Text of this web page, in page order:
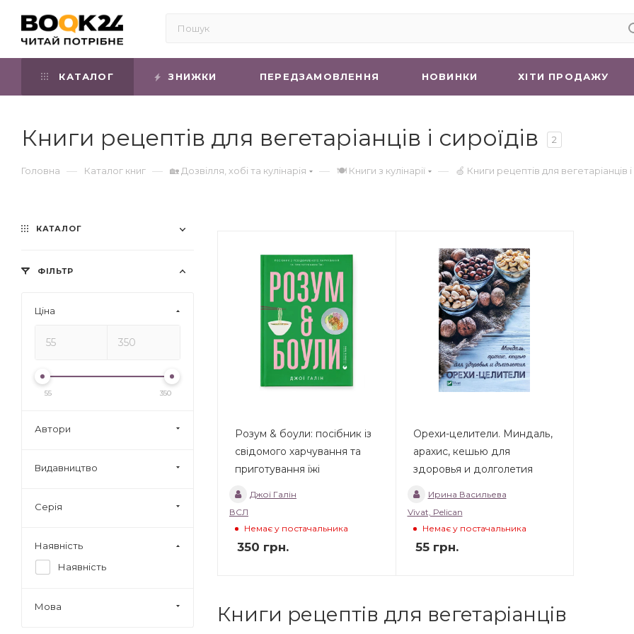
КАТАЛОГ ЗНИЖКИ ПЕРЕДЗАМОВЛЕННЯ НОВИНКИ ХIТИ ПРОДАЖУ
Книги рецептів для вегетаріанців і сироїдів 2
Головна — Каталог книг — 🏡 Дозвілля, хобі та кулінарія — 🍽 Книги з кулінарії — 🍏 Книги рецептів для вегетаріанців і
Розум & боули: посібник із
свідомого харчування та
приготування їжі
Джої Галін
ВСЛ
Немає у постачальника
350 грн.
Орехи-целители. Миндаль,
арахис, кешью для
здоровья и долголетия
Ирина Васильева
Vivat, Pelican
Немає у постачальника
55грн.
Книги рецептів для вегетаріанців
КАТАЛОГ
ФІЛЬТР
Ціна
55 350
Автори
Видавництво
Серія
Наявність
Наявність
Мова